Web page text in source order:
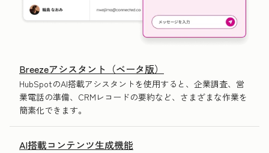
Breezeアシスタント（ベータ版）
HubSpotのAI搭載アシスタントを使用すると、企業調査、営
業電話の準備、CRMレコードの要約など、さまざまな作業を
簡素化できます。
AI搭載コンテンツ生成機能